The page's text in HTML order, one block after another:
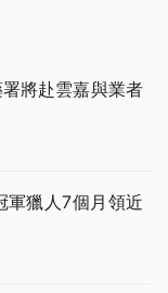
將赴雲嘉與業者
軍獵人7個月領近